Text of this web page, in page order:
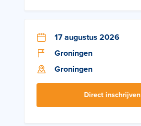
17 augustus 2026
Groningen
Groningen
Direct inschrijven